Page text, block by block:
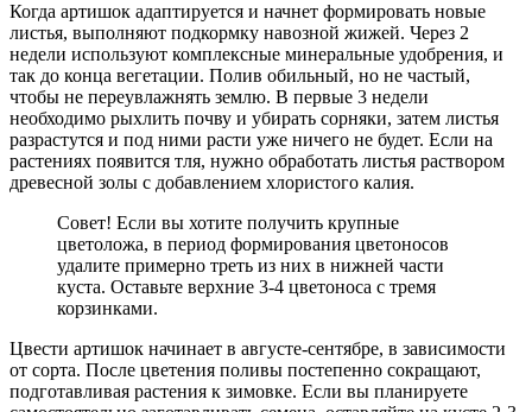
Когда артишок адаптируется и начнет формировать новые
листья, выполняют подкормку навозной жижей. Через 2
недели используют комплексные минеральные удобрения, и
так до конца вегетации. Полив обильный, но не частый,
чтобы не переувлажнять землю. В первые 3 недели
необходимо рыхлить почву и убирать сорняки, затем листья
разрастутся и под ними расти уже ничего не будет. Если на
растениях появится тля, нужно обработать листья раствором
древесной золы с добавлением хлористого калия.
Совет! Если вы хотите получить крупные
цветоложа, в период формирования цветоносов
удалите примерно треть из них в нижней части
куста. Оставьте верхние 3-4 цветоноса с тремя
корзинками.
Цвести артишок начинает в августе-сентябре, в зависимости
от сорта. После цветения поливы постепенно сокращают,
подготавливая растения к зимовке. Если вы планируете